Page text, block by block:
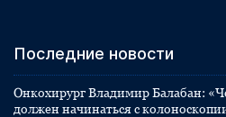
Последние новости
Онкохирург Владимир Балабан:
должен начинаться с